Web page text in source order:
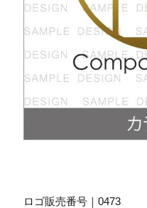
ロゴ販売番号｜0473